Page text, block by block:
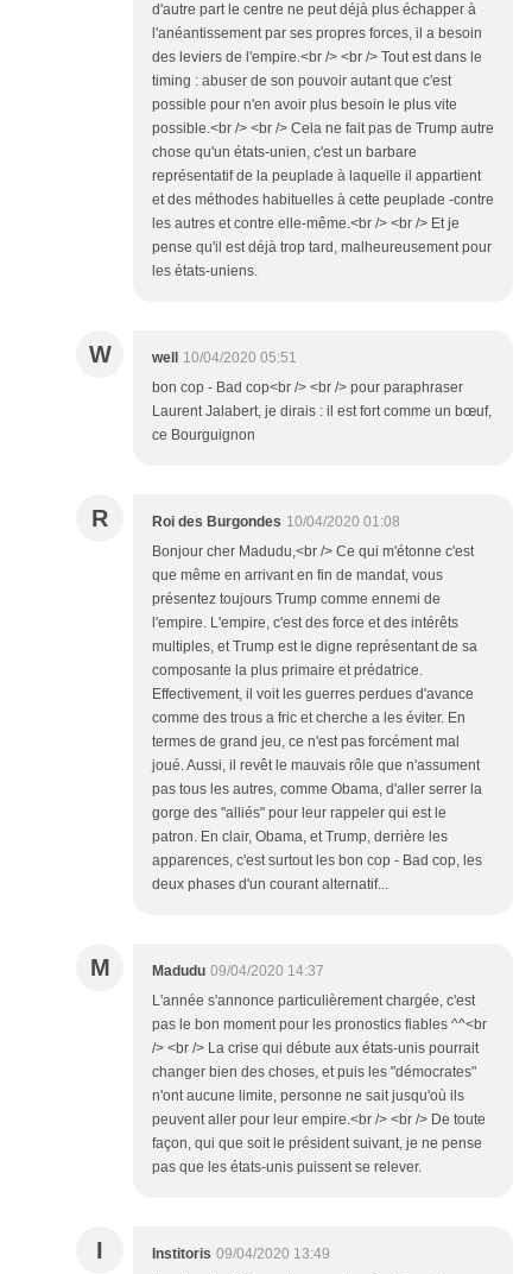
d'autre part le centre ne peut déjà plus échapper à
l'anéantissement par ses propres forces, il a besoin
des leviers de l'empire.<br /> <br /> Tout est dans le
timing : abuser de son pouvoir autant que c'est
possible pour n'en avoir plus besoin le plus vite
possible.<br /> <br /> Cela ne fait pas de Trump autre
chose qu'un états-unien, c'est un barbare
représentatif de la peuplade à laquelle il appartient
et des méthodes habituelles à cette peuplade -contre
les autres et contre elle-même.<br /> <br /> Et je
pense qu'il est déjà trop tard, malheureusement pour
les états-uniens.
W well
10/04/2020 05:51
bon cop - Bad cop<br /> <br /> pour paraphraser
Laurent Jalabert, je dirais : il est fort comme un bœuf,
ce Bourguignon
R Roi des Burgondes 10/04/2020 01:08
Bonjour cher Madudu,<br /> Ce qui m'étonne c'est
que même en arrivant en fin de mandat, vous
présentez toujours Trump comme ennemi de
l'empire. L'empire, c'est des force et des intérêts
multiples, et Trump est le digne représentant de sa
composante la plus primaire et prédatrice.
Effectivement, il voit les guerres perdues d'avance
comme des trous a fric et cherche a les éviter. En
termes de grand jeu, ce n'est pas forcément mal
joué. Aussi, il revêt le mauvais rôle que n'assument
pas tous les autres, comme Obama, d'aller serrer la
gorge des "alliés" pour leur rappeler qui est le
patron. En clair, Obama, et Trump, derrière les
apparences, c'est surtout les bon cop - Bad cop, les
deux phases d'un courant alternatif...
M Madudu 09/04/2020 14:37
L'année s'annonce particulièrement chargée, c'est
pas le bon moment pour les pronostics fiables ^^<br
/> <br /> La crise qui débute aux états-unis pourrait
changer bien des choses, et puis les "démocrates"
n'ont aucune limite, personne ne sait jusqu'où ils
peuvent aller pour leur empire.<br /> <br /> De toute
façon, qui que soit le président suivant, je ne pense
pas que les états-unis puissent se relever.
I Institoris 09/04/2020 13:49